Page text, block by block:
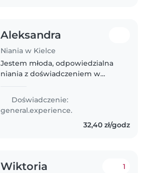
Aleksandra
Niania w Kielce
Jestem młoda, odpowiedzialna
niania z doświadczeniem w
grać z dziećmi. Potrafię
przygotowywać proste posiłki i
Doświadczenie:
general.experience.
32,40 zł/godz
Wiktoria 1